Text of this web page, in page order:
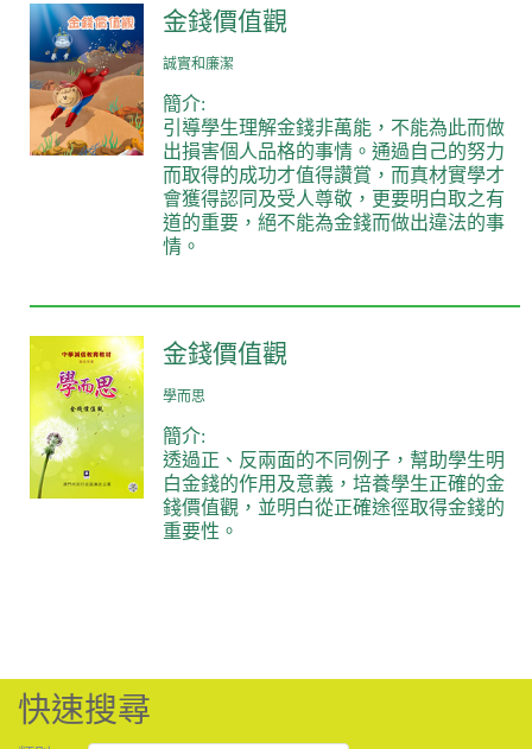
金錢價值觀
誠實和廉潔
簡介:
引導學生理解金錢非萬能，不能為此而做
出損害個人品格的事情。通過自己的努力
而取得的成功才值得讚賞，而真材實學才
會獲得認同及受人尊敬，更要明白取之有
道的重要，絕不能為金錢而做出違法的事
情。
金錢價值觀
學而思
簡介:
透過正、反兩面的不同例子，幫助學生明
白金錢的作用及意義，培養學生正確的金
錢價值觀，並明白從正確途徑取得金錢的
重要性。
快速搜尋